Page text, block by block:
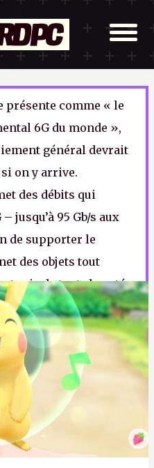
présente comme « le
6G du monde »,
général devrait
on y arrive.
des débits qui
jusqu’à 95 Gb/s aux
de supporter le
des objets tout
de toute beauté.